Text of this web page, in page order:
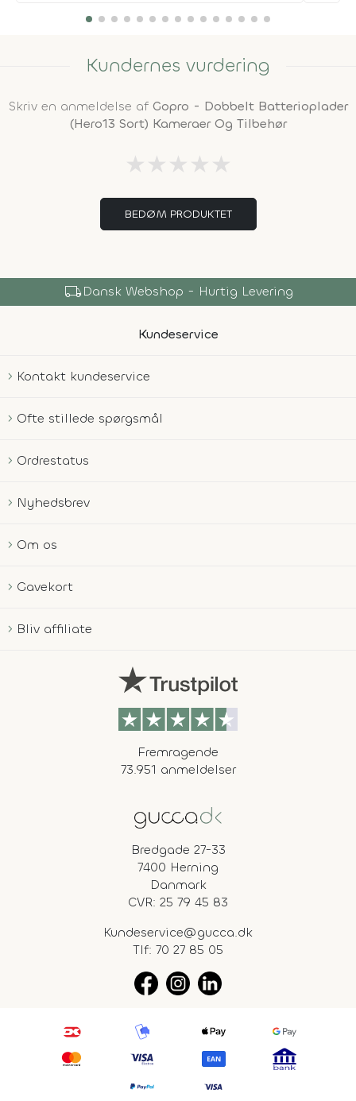
Kundernes vurdering
Skriv en anmeldelse af Gopro - Dobbelt Batterioplader
(Hero13 Sort) Kameraer Og Tilbehør
★ ★ ★ ★ ★
BEDØM PRODUKTET
local_shippingDansk Webshop - Hurtig Levering
Kundeservice
Kontakt kundeservice
Ofte stillede spørgsmål
Ordrestatus
Nyhedsbrev
Om os
Gavekort
Bliv affiliate
Fremragende
73.951 anmeldelser
Bredgade 27-33
7400 Herning
Danmark
CVR: 25 79 45 83
Kundeservice@gucca.dk
Tlf: 70 27 85 05